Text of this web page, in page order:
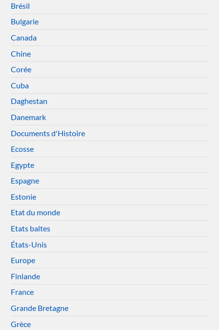
Brésil
Bulgarie
Canada
Chine
Corée
Cuba
Daghestan
Danemark
Documents d'Histoire
Ecosse
Egypte
Espagne
Estonie
Etat du monde
Etats baltes
États-Unis
Europe
Finlande
France
Grande Bretagne
Grèce